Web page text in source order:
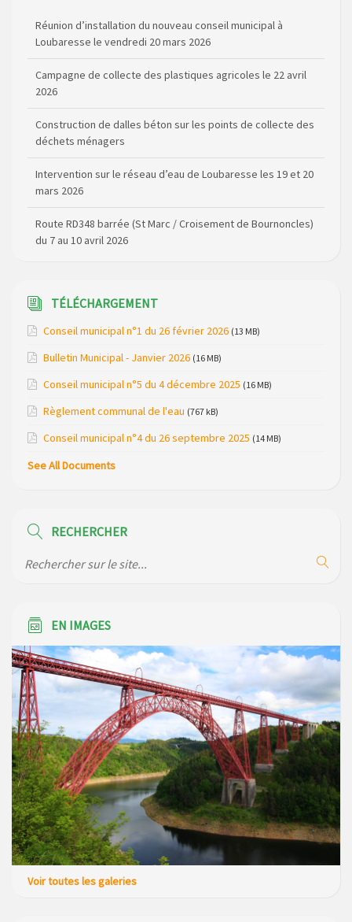
Réunion d’installation du nouveau conseil municipal à
Loubaresse le vendredi 20 mars 2026
Campagne de collecte des plastiques agricoles le 22 avril
2026
Construction de dalles béton sur les points de collecte des
déchets ménagers
Intervention sur le réseau d’eau de Loubaresse les 19 et 20
mars 2026
Route RD348 barrée (St Marc / Croisement de Bournoncles)
du 7 au 10 avril 2026
Coupure de courant secteur Maladet, La Foulière et
Relais Télévision TNT de Saint Just : modification des
Arrêté de circulation RD13 et RD909 (dépôt de matériel sur
la voirie)
réserves) pour la saison 2026
Modification de gestion du camping de Saint Just, ses
TÉLÉCHARGEMENT
Conseil municipal n°1 du 26 février 2026 (13 MB)
Bulletin Municipal - Janvier 2026 (16 MB)
Conseil municipal n°5 du 4 décembre 2025 (16 MB)
Règlement communal de l'eau (767 kB)
Conseil municipal n°4 du 26 septembre 2025 (14 MB)
See All Documents
RECHERCHER
EN IMAGES
Voir toutes les galeries